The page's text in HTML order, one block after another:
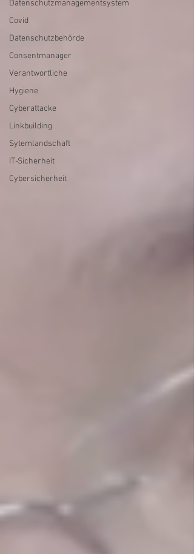
Datenschutzmanagementsystem
Covid
Datenschutzbehörde
Consentmanager
Verantwortliche
Hygiene
Cyberattacke
Linkbuilding
Sytemlandschaft
IT-Sicherheit
Cybersicherheit